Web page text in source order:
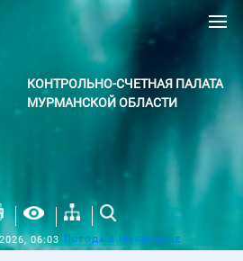
КОНТРОЛЬНО-СЧЕТНАЯ ПАЛАТА
МУРМАНСКОЙ ОБЛАСТИ
06:03 Погода в Мурманске